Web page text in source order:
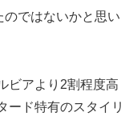
ではないかと思い
ビアより2割程度高
ード特有のスタイリ